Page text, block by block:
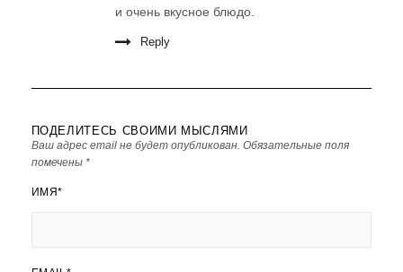
и очень вкусное блюдо.
Reply
ПОДЕЛИТЕСЬ СВОИМИ МЫСЛЯМИ
Ваш адрес email не будет опубликован. Обязательные поля
помечены *
ИМЯ*